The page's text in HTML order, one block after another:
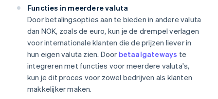
Functies in meerdere valuta
Door betalingsopties aan te bieden in andere valuta
dan NOK, zoals de euro, kun je de drempel verlagen
voor internationale klanten die de prijzen liever in
hun eigen valuta zien. Door betaalgateways te
integreren met functies voor meerdere valuta's,
kun je dit proces voor zowel bedrijven als klanten
makkelijker maken.